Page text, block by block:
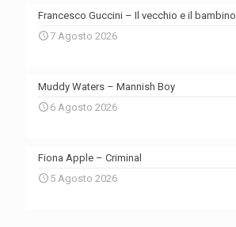
Francesco Guccini – Il vecchio e il bambino
7 Agosto 2026
Muddy Waters – Mannish Boy
6 Agosto 2026
Fiona Apple – Criminal
5 Agosto 2026